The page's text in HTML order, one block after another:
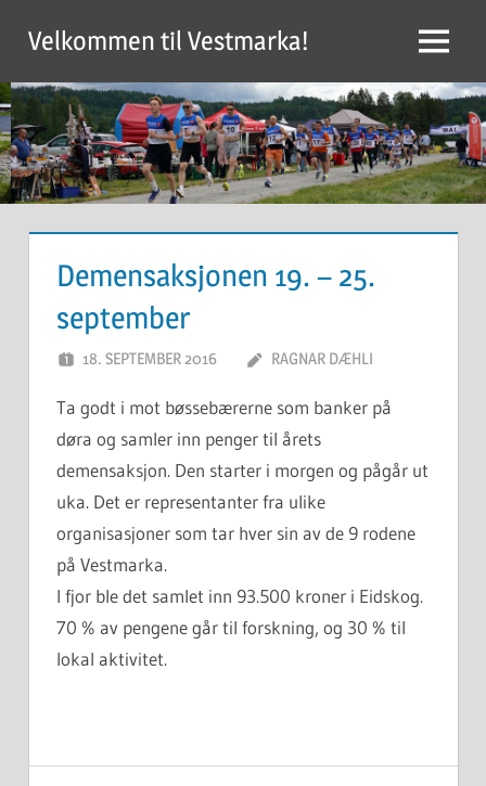
content
Velkommen til Vestmarka! Menu
Demensaksjonen 19. – 25.
september
18. SEPTEMBER 2016 RAGNAR DÆHLI
Ta godt i mot bøssebærerne som banker på
døra og samler inn penger til årets
demensaksjon. Den starter i morgen og pågår ut
uka. Det er representanter fra uIike
organisasjoner som tar hver sin av de 9 rodene
på Vestmarka.
I fjor ble det samlet inn 93.500 kroner i Eidskog.
70 % av pengene går til forskning, og 30 % til
lokal aktivitet.